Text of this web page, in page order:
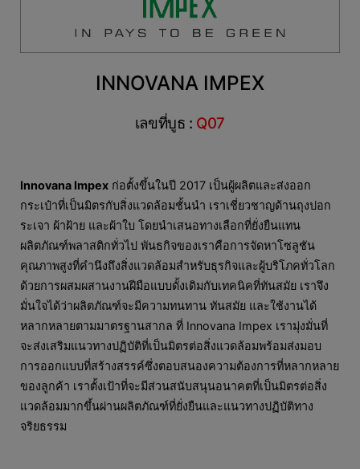
INNOVANA IMPEX
เลขที่บูธ : Q07
Innovana Impex ก่อตั้งขึ้นในปี 2017 เป็นผู้ผลิตและส่งออก
กระเป๋าที่เป็นมิตรกับสิ่งแวดล้อมชั้นนำ เราเชี่ยวชาญด้านถุงปอก
ระเจา ผ้าฝ้าย และผ้าใบ โดยนำเสนอทางเลือกที่ยั่งยืนแทน
ผลิตภัณฑ์พลาสติกทั่วไป พันธกิจของเราคือการจัดหาโซลูชัน
คุณภาพสูงที่คำนึงถึงสิ่งแวดล้อมสำหรับธุรกิจและผู้บริโภคทั่วโลก
ด้วยการผสมผสานงานฝีมือแบบดั้งเดิมกับเทคนิคที่ทันสมัย ​​เราจึง
มั่นใจได้ว่าผลิตภัณฑ์จะมีความทนทาน ทันสมัย ​​และใช้งานได้
หลากหลายตามมาตรฐานสากล ที่ Innovana Impex เรามุ่งมั่นที่
จะส่งเสริมแนวทางปฏิบัติที่เป็นมิตรต่อสิ่งแวดล้อมพร้อมส่งมอบ
การออกแบบที่สร้างสรรค์ซึ่งตอบสนองความต้องการที่หลากหลาย
ของลูกค้า เราตั้งเป้าที่จะมีส่วนสนับสนุนอนาคตที่เป็นมิตรต่อสิ่ง
แวดล้อมมากขึ้นผ่านผลิตภัณฑ์ที่ยั่งยืนและแนวทางปฏิบัติทาง
จริยธรรม